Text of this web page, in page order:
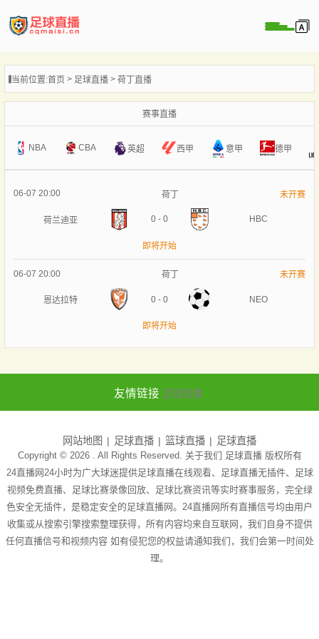
播
像
闻
当前位置:首页 足球直播 荷丁直播
赛事直播
NBA CBA 英超 西甲 意甲 德甲
06-07 20:00 荷丁 未开赛
荷兰迪亚 0 - 0 HBC
即将开始
06-07 20:00 荷丁 未开赛
恩达拉特 0 - 0 NEO
即将开始
友情链接 足球直播
网站地图 足球直播 篮球直播 足球直播
Copyright © 2026 . All Rights Reserved. 关于我们 足球直播版权所有
24直播网24小时为广大球迷提供足球直播在线观看、足球直播无插件、足球
视频免费直播、足球比赛录像回放、足球比赛资讯等实时赛事服务，完全绿
色安全无插件，是稳定安全的足球直播网。24直播网所有直播信号均由用户
收集或从搜索引擎搜索整理获得，所有内容均来自互联网，我们自身不提供
任何直播信号和视频内容 如有侵犯您的权益请通知我们，我们会第一时间处
理。